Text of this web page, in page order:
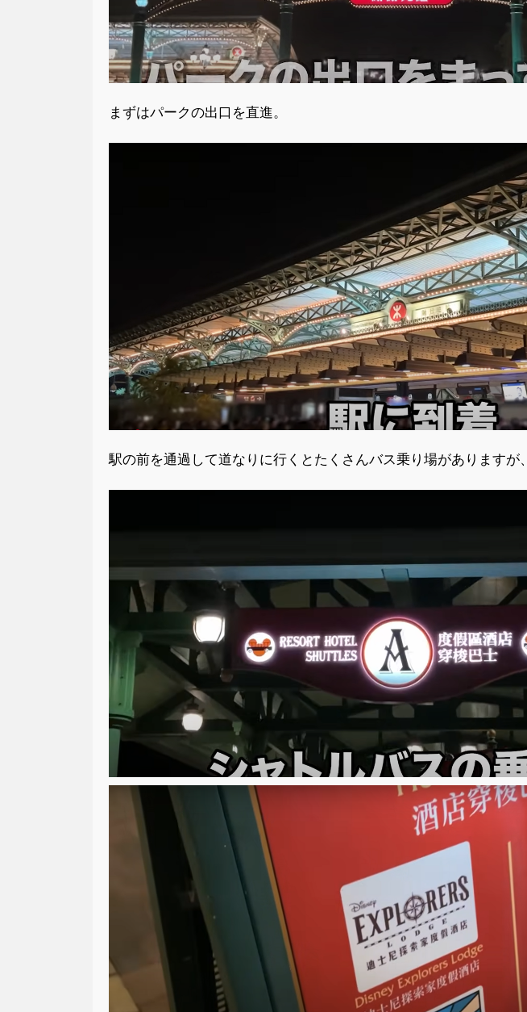
まずはパークの出口を直進。
駅の前を通過して道なりに行くとたくさんバス乗り場がありますが、